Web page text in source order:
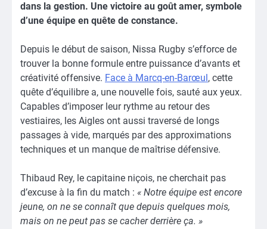
dans la gestion. Une victoire au goût amer, symbole
d’une équipe en quête de constance.
Depuis le début de saison, Nissa Rugby s’efforce de
trouver la bonne formule entre puissance d’avants et
créativité offensive. Face à Marcq-en-Barœul , cette
quête d’équilibre a, une nouvelle fois, sauté aux yeux.
Capables d’imposer leur rythme au retour des
vestiaires, les Aigles ont aussi traversé de longs
passages à vide, marqués par des approximations
techniques et un manque de maîtrise défensive.
Thibaud Rey, le capitaine niçois, ne cherchait pas
d’excuse à la fin du match : « Notre équipe est encore
jeune, on ne se connaît que depuis quelques mois,
mais on ne peut pas se cacher derrière ça. »